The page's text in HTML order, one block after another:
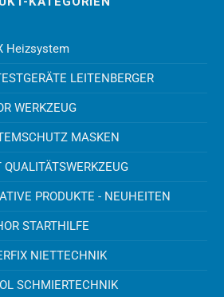
Heizsystem
LEITENBERGER
WERKZEUG
MASKEN
QUALITÄTSWERKZEUG
PRODUKTE - NEUHEITEN
STARTHILFE
NIETTECHNIK
SCHMIERTECHNIK